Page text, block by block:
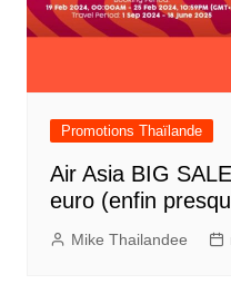
Promotions Thaïlande
Air Asia BIG
euro (enfin
Mike Thailandee